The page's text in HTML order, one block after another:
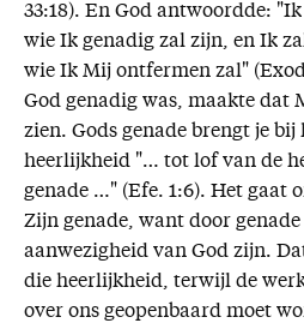
33:18). En God antwoordde:
wie Ik genadig zal zijn, en Ik
wie Ik Mij ontfermen zal"
God genadig was, maakte dat
zien. Gods genade brengt je
heerlijkheid "… tot lof van de
genade …" (Efe. 1:6). Het gaat
Zijn genade, want door
aanwezigheid van God zijn.
die heerlijkheid, terwijl de
over ons geopenbaard moet